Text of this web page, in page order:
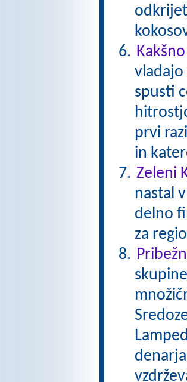
vladajo
spusti
prvi
in
Zeleni
nastal
delno
za